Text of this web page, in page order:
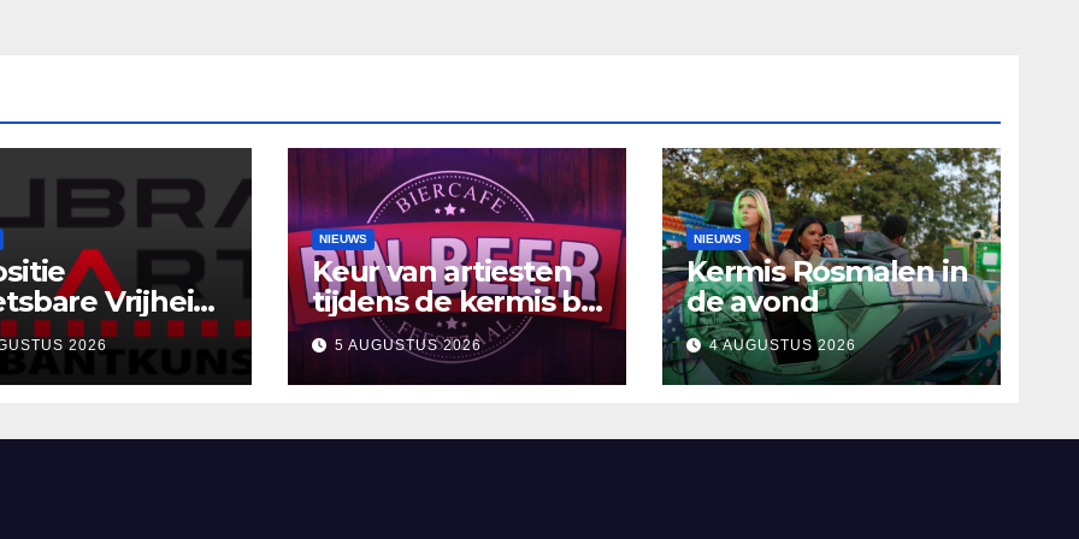
Vrijheid’
Art Galerie
uit tot
en
2026
NIEUWS
Keur van artiesten
tijdens de kermis bij
Café D’n Beer
5 AUGUSTUS 2026
NIEUWS
Kermis Rosmalen in
de avond
4 AUGUSTUS 2026